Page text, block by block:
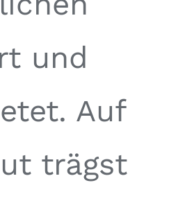
und
Auf
trägst